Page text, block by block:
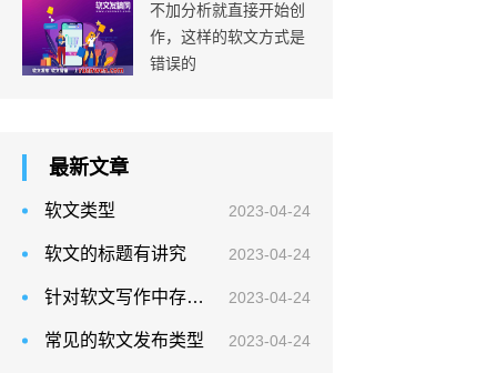
不加分析就直接开始创
作，这样的软文方式是
错误的
最新文章
软文类型 2023-04-24
软文的标题有讲究 2023-04-24
针对软文写作中存在的问题，可从以下几个方面注意应对 2023-04-24
常见的软文发布类型 2023-04-24